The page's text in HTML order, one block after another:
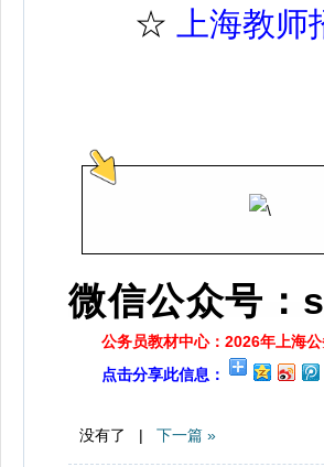
☆ 上海教
微信公众号
公务员教材中心：2026年上海
点击分享此信息：
没有了 | 下一篇 »